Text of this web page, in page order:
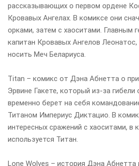
рассказывающих о первом ордене
Кровавых Ангелах. В комиксе они
орками, затем с хаоситами. Главным
капитан Кровавых Ангелов
носить Меч Белариуса.
Titan – комикс от Дэна Абнетта о
Эрвине Гакете, который из-за гибели
временно берет на себя
Титаном Империус Диктацио. В
интересных сражений с хаоситами, в
используется Титан.
Lone Wolves – история Дэна Абнетта